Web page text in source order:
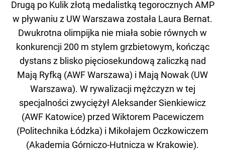
Drugą po Kulik złotą medalistką tegorocznych AMP
w pływaniu z UW Warszawa została Laura Bernat.
Dwukrotna olimpijka nie miała sobie równych w
konkurencji 200 m stylem grzbietowym, kończąc
dystans z blisko pięciosekundową zaliczką nad
Mają Ryfką (AWF Warszawa) i Mają Nowak (UW
Warszawa). W rywalizacji mężczyzn w tej
specjalności zwyciężył Aleksander Sienkiewicz
(AWF Katowice) przed Wiktorem Pacewiczem
(Politechnika Łódzka) i Mikołajem Oczkowiczem
(Akademia Górniczo-Hutnicza w Krakowie).